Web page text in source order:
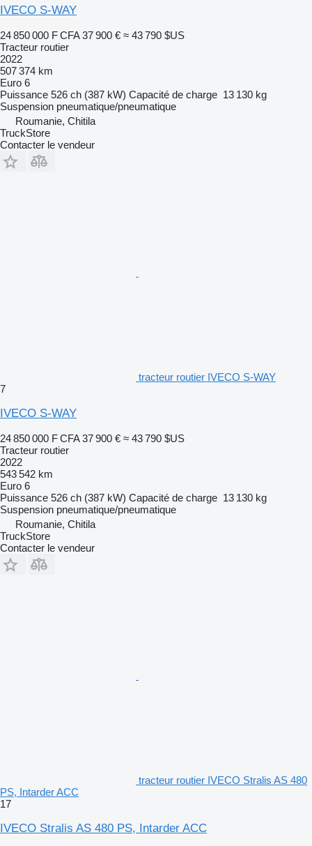
IVECO S-WAY
24 850 000 F CFA 37 900 € ≈ 43 790 $US
Tracteur routier
2022
507 374 km
Euro 6
Puissance 526 ch (387 kW) Capacité de charge 13 130 kg
Suspension pneumatique/pneumatique
Roumanie, Chitila
TruckStore
Contacter le vendeur
tracteur routier IVECO S-WAY
7
IVECO S-WAY
24 850 000 F CFA 37 900 € ≈ 43 790 $US
Tracteur routier
2022
543 542 km
Euro 6
Puissance 526 ch (387 kW) Capacité de charge 13 130 kg
Suspension pneumatique/pneumatique
Roumanie, Chitila
TruckStore
Contacter le vendeur
tracteur routier IVECO Stralis AS 480
PS, Intarder ACC
17
IVECO Stralis AS 480 PS, Intarder ACC